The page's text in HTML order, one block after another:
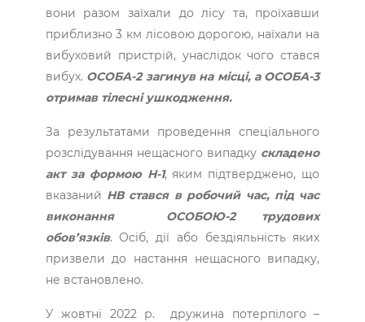
вони разом заїхали до лісу та, проїхавши
приблизно 3 км лісовою дорогою, наїхали на
вибуховий пристрій, унаслідок чого стався
вибух. ОСОБА-2 загинув на місці, а ОСОБА-3
отримав тілесні ушкодження.
За результатами проведення спеціального
розслідування нещасного випадку складено
акт за формою Н-1, яким підтверджено, що
вказаний НВ стався в робочий час, під час
виконання ОСОБОЮ-2 трудових
обов’язків. Осіб, дії або бездіяльність яких
призвели до настання нещасного випадку,
не встановлено.
У жовтні 2022 р. дружина потерпілого –